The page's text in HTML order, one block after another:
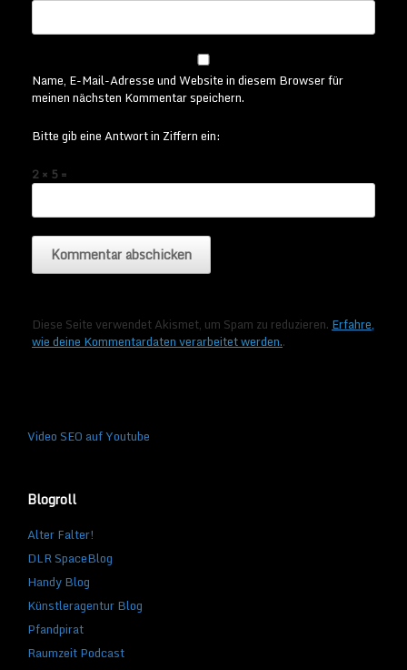
Name, E-Mail-Adresse und Website in diesem Browser für
meinen nächsten Kommentar speichern.
Bitte gib eine Antwort in Ziffern ein:
2 × 5 =
Diese Seite verwendet Akismet, um Spam zu reduzieren. Erfahre,
wie deine Kommentardaten verarbeitet werden..
Video SEO auf Youtube
Blogroll
Alter Falter!
DLR SpaceBlog
Handy Blog
Künstleragentur Blog
Pfandpirat
Raumzeit Podcast